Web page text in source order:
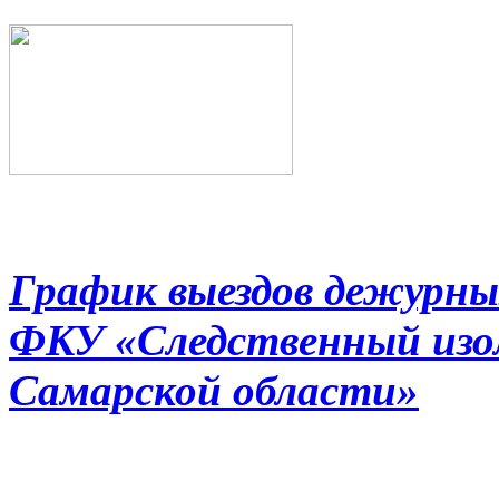
График выездов
ФКУ «Следственный
Самарской области»